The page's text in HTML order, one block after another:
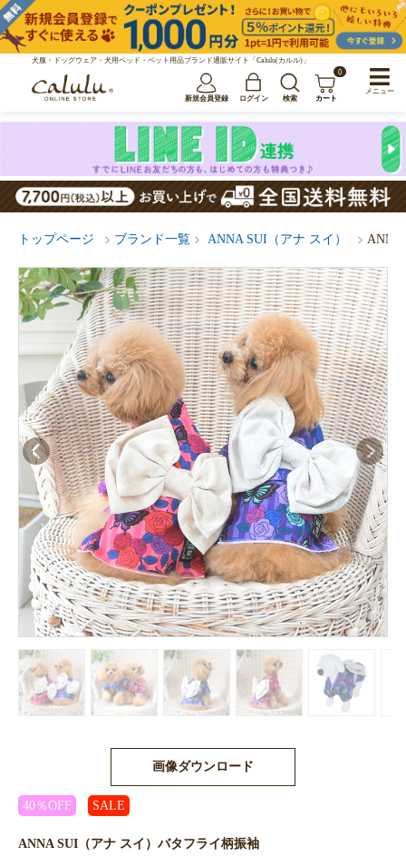
犬服・ドッグウェア・犬用ベッド・ペット用品ブランド通販サイト「Calulu(カルル)」
新規会員登録 ログイン 検索
0
カート
トップページ ブランド一覧 ANNA SUI（アナ スイ） ANNA
画像ダウンロード
40％OFF SALE
ANNA SUI（アナ スイ）バタフライ柄振袖
メニュー